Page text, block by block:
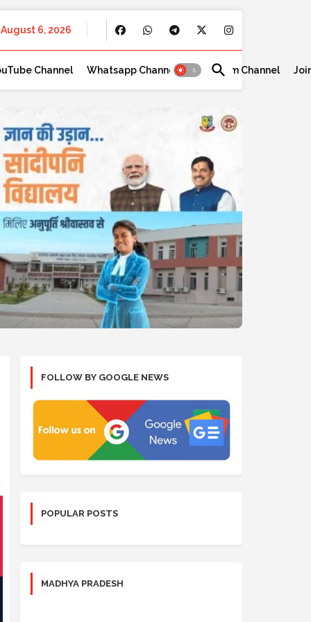
August 6, 2026
Channel Whatsapp Channel Telegram Channel
FOLLOW BY GOOGLE NEWS
POPULAR POSTS
MADHYA PRADESH